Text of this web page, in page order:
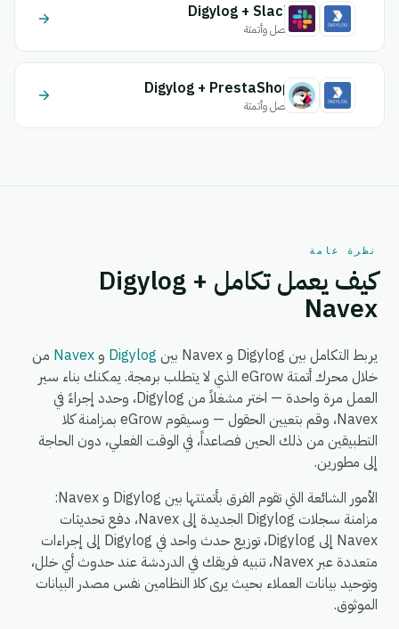
Digylog + Slack
اتصل وأتمتة
Digylog + PrestaShop
اتصل وأتمتة
نظرة عامة
كيف يعمل تكامل Digylog +
Navex
يربط التكامل بين Digylog و Navex بين Digylog و Navex من
خلال محرك أتمتة eGrow الذي لا يتطلب برمجة. يمكنك بناء سير
العمل مرة واحدة — اختر مشغلاً من Digylog، وحدد إجراءً في
Navex، وقم بتعيين الحقول — وسيقوم eGrow بمزامنة كلا
التطبيقين من ذلك الحين فصاعداً، في الوقت الفعلي، دون الحاجة
إلى مطورين.
الأمور الشائعة التي تقوم الفرق بأتمتتها بين Digylog و Navex:
مزامنة سجلات Digylog الجديدة إلى Navex، دفع تحديثات
Navex إلى Digylog، توزيع حدث واحد في Digylog إلى إجراءات
متعددة عبر Navex، تنبيه فريقك في الدردشة عند حدوث أي خلل،
وتوحيد بيانات العملاء بحيث يرى كلا النظامين نفس مصدر البيانات
الموثوق.